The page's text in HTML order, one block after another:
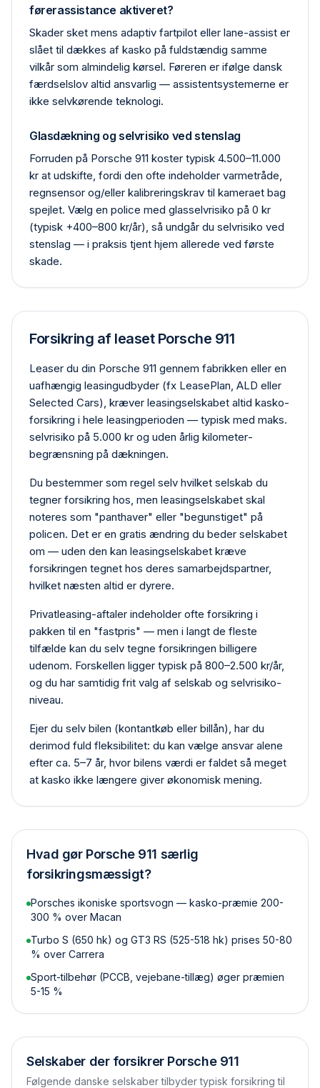
førerassistance aktiveret?
Skader sket mens adaptiv fartpilot eller lane-assist er
slået til dækkes af kasko på fuldstændig samme
vilkår som almindelig kørsel. Føreren er ifølge dansk
færdselslov altid ansvarlig — assistentsystemerne er
ikke selvkørende teknologi.
Glasdækning og selvrisiko ved stenslag
Forruden på Porsche 911 koster typisk 4.500–11.000
kr at udskifte, fordi den ofte indeholder varmetråde,
regn­sensor og/eller kalibrerings­krav til kameraet bag
spejlet. Vælg en police med glas­selvrisiko på 0 kr
(typisk +400–800 kr/år), så undgår du selvrisiko ved
stenslag — i praksis tjent hjem allerede ved første
skade.
Forsikring af leaset Porsche 911
Leaser du din Porsche 911 gennem fabrikken eller en
uafhængig leasing­udbyder (fx LeasePlan, ALD eller
Selected Cars), kræver leasing­selskabet altid kasko­
forsikring i hele leasing­perioden — typisk med maks.
selvrisiko på 5.000 kr og uden årlig kilometer­
begrænsning på dækningen.
Du bestemmer som regel selv hvilket selskab du
tegner forsikring hos, men leasing­selskabet skal
noteres som "panthaver" eller "begunstiget" på
policen. Det er en gratis ændring du beder selskabet
om — uden den kan leasing­selskabet kræve
forsikringen tegnet hos deres samarbejdspartner,
hvilket næsten altid er dyrere.
Privat­leasing-aftaler indeholder ofte forsikring i
pakken til en "fastpris" — men i langt de fleste
tilfælde kan du selv tegne forsikringen billigere
udenom. Forskellen ligger typisk på 800–2.500 kr/år,
og du har samtidig frit valg af selskab og selvrisiko­
niveau.
Ejer du selv bilen (kontant­køb eller billån), har du
derimod fuld fleksibilitet: du kan vælge ansvar alene
efter ca. 5–7 år, hvor bilens værdi er faldet så meget
at kasko ikke længere giver økonomisk mening.
Hvad gør Porsche 911 særlig
forsikringsmæssigt?
Porsches ikoniske sportsvogn — kasko-præmie 200-
300 % over Macan
Turbo S (650 hk) og GT3 RS (525-518 hk) prises 50-80
% over Carrera
Sport-tilbehør (PCCB, vejebane-tillæg) øger præmien
5-15 %
Selskaber der forsikrer Porsche 911
Følgende danske selskaber tilbyder typisk forsikring til